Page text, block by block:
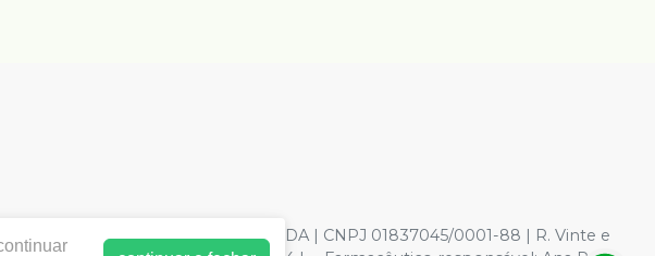
ODONTOLOGICOS LTDA | CNPJ 01837045/0001-88 | R. Vinte e